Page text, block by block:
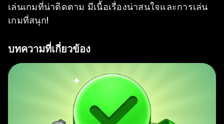
เล่นเกมที่น่าติดตาม มีเนื้อเรื่องน่าสนใจและการเล่น
เกมที่สนุก!
บทความที่เกี่ยวข้อง